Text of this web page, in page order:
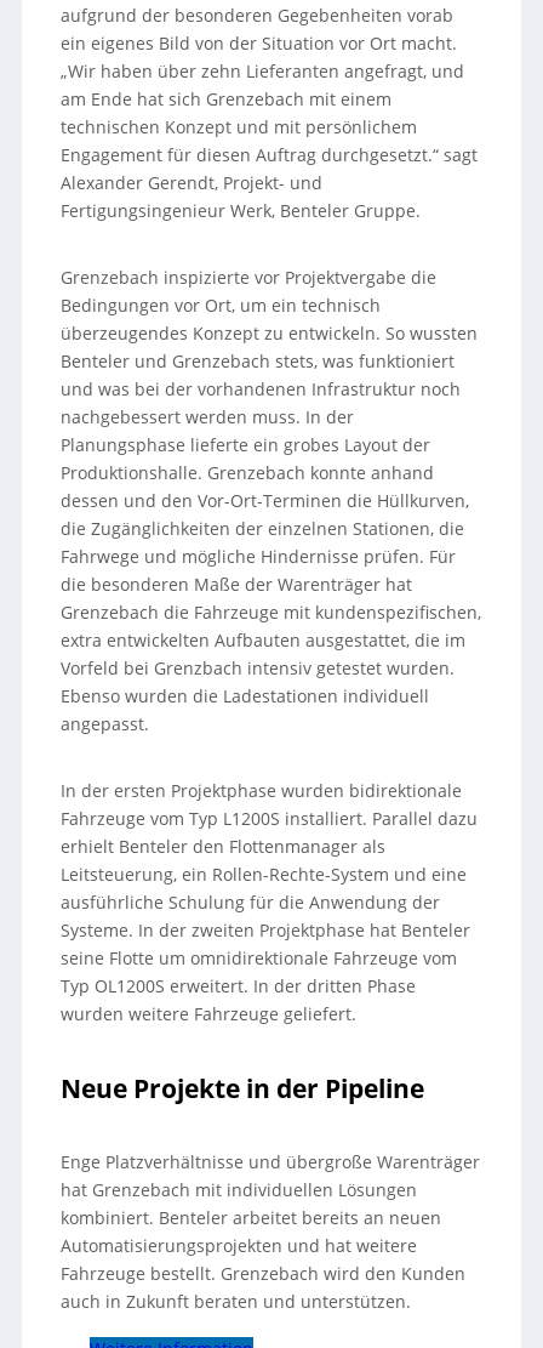
aufgrund der besonderen Gegebenheiten vorab
ein eigenes Bild von der Situation vor Ort macht.
„Wir haben über zehn Lieferanten angefragt, und
am Ende hat sich Grenzebach mit einem
technischen Konzept und mit persönlichem
Engagement für diesen Auftrag durchgesetzt.“ sagt
Alexander Gerendt, Projekt- und
Fertigungsingenieur Werk, Benteler Gruppe.
Grenzebach inspizierte vor Projektvergabe die
Bedingungen vor Ort, um ein technisch
überzeugendes Konzept zu entwickeln. So wussten
Benteler und Grenzebach stets, was funktioniert
und was bei der vorhandenen Infrastruktur noch
nachgebessert werden muss. In der
Planungsphase lieferte ein grobes Layout der
Produktionshalle. Grenzebach konnte anhand
dessen und den Vor-Ort-Terminen die Hüllkurven,
die Zugänglichkeiten der einzelnen Stationen, die
Fahrwege und mögliche Hindernisse prüfen. Für
die besonderen Maße der Warenträger hat
Grenzebach die Fahrzeuge mit kundenspezifischen,
extra entwickelten Aufbauten ausgestattet, die im
Vorfeld bei Grenzbach intensiv getestet wurden.
Ebenso wurden die Ladestationen individuell
angepasst.
In der ersten Projektphase wurden bidirektionale
Fahrzeuge vom Typ L1200S installiert. Parallel dazu
erhielt Benteler den Flottenmanager als
Leitsteuerung, ein Rollen-Rechte-System und eine
ausführliche Schulung für die Anwendung der
Systeme. In der zweiten Projektphase hat Benteler
seine Flotte um omnidirektionale Fahrzeuge vom
Typ OL1200S erweitert. In der dritten Phase
wurden weitere Fahrzeuge geliefert.
Neue Projekte in der Pipeline
Enge Platzverhältnisse und übergroße Warenträger
hat Grenzebach mit individuellen Lösungen
kombiniert. Benteler arbeitet bereits an neuen
Automatisierungsprojekten und hat weitere
Fahrzeuge bestellt. Grenzebach wird den Kunden
auch in Zukunft beraten und unterstützen.